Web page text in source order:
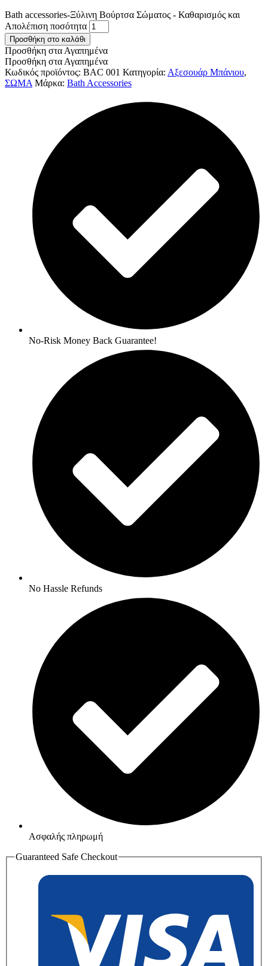
Bath accessories-Ξύλινη Βούρτσα Σώματος - Καθαρισμός και
Απολέπιση ποσότητα
Προσθήκη στο καλάθι
Προσθήκη στα Αγαπημένα
Προσθήκη στα Αγαπημένα
Κωδικός προϊόντος: BAC 001 Κατηγορία: Αξεσουάρ Μπάνιου,
ΣΩΜΑ Μάρκα: Bath Accessories
No-Risk Money Back Guarantee!
No Hassle Refunds
Ασφαλής πληρωμή
Guaranteed Safe Checkout